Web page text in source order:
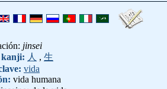
jinsei
kanji: 人 , 生
vida
vida humana